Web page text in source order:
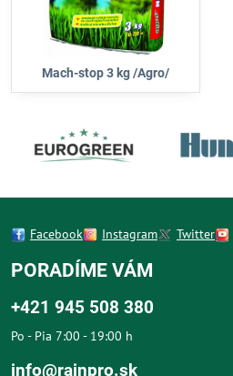
Mach-stop 3 kg /Agro/
Facebook Instagram Twitter
PORADÍME VÁM
+421 945 508 380
Po - Pia 7:00 - 19:00 h
info@rainpro.sk